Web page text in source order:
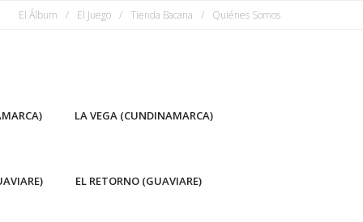
El Álbum El Juego Tienda Bacana Quiénes Somos
LA VEGA (CUNDINAMARCA)
EL RETORNO (GUAVIARE)